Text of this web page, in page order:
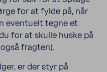
for at fylde på, når
eventuelt tegne et
for at skulle huske på
fragten).
er der styr på